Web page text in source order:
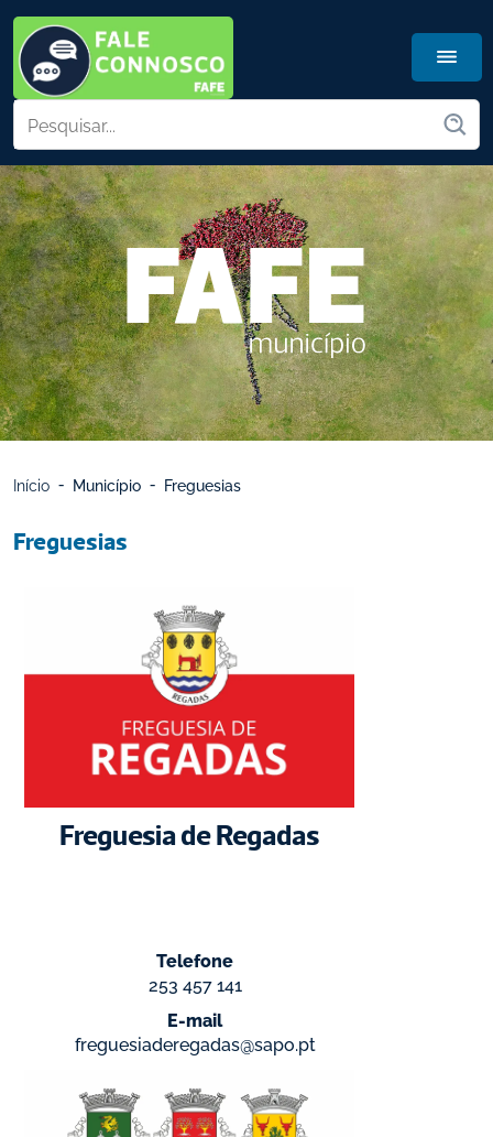
Início Município Freguesias
Freguesias
Freguesia de Regadas
Telefone
253 457 141
E-mail
freguesiaderegadas@sapo.pt